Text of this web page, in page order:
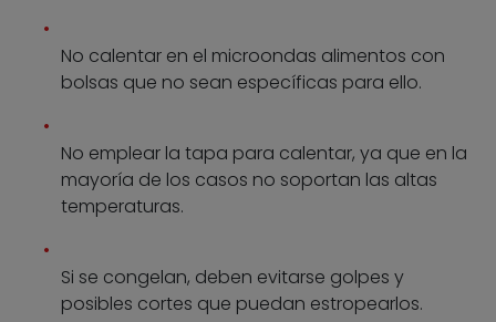
No calentar en el microondas alimentos con
bolsas que no sean específicas para ello.
No emplear la tapa para calentar, ya que en la
mayoría de los casos no soportan las altas
temperaturas.
Si se congelan, deben evitarse golpes y
posibles cortes que puedan estropearlos.